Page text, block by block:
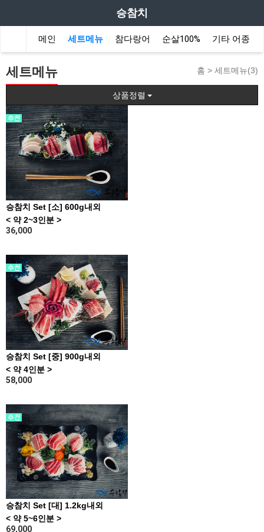
승참치
메인 세트메뉴 참다랑어 순살100% 기타 어종
홈 > 세트메뉴(3)
세트메뉴
상품정렬
승참치 Set [소] 600g내외
< 약 2~3인분 >
36,000
승참치 Set [중] 900g내외
< 약 4인분 >
58,000
승참치 Set [대] 1.2kg내외
< 약 5~6인분 >
69,000